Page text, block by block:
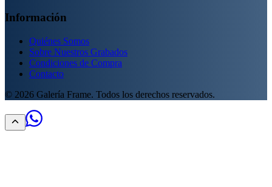
Información
Quiénes Somos
Sobre Nuestros Grabados
Condiciones de Compra
Contacto
© 2026 Galería Frame. Todos los derechos reservados.